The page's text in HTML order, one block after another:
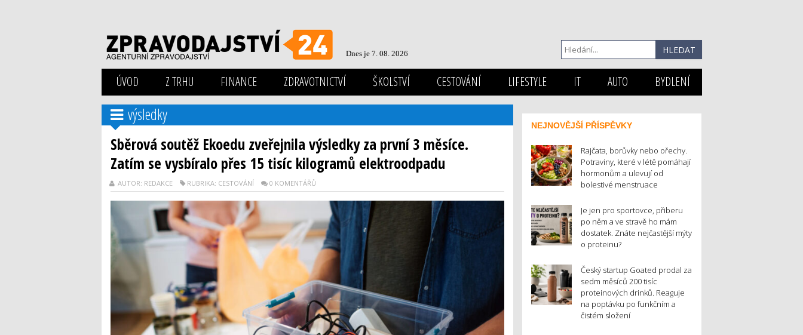
Dnes je 7. 08. 2026
ÚVOD Z TRHU FINANCE ZDRAVOTNICTVÍ ŠKOLSTVÍ CESTOVÁNÍ LIFESTYLE IT AUTO BYDLENÍ
výsledky
Sběrová soutěž Ekoedu zveřejnila výsledky za první 3 měsíce.
Zatím se vysbíralo přes 15 tisíc kilogramů elektroodpadu
AUTOR: REDAKCE RUBRIKA: CESTOVÁNÍ 0 KOMENTÁŘŮ
NEJNOVĚJŠÍ PŘÍSPĚVKY
Rajčata, borůvky nebo ořechy.
Potraviny, které v létě pomáhají
hormonům a ulevují od
bolestivé menstruace
Je jen pro sportovce, přiberu
po něm a ve stravě ho mám
dostatek. Znáte nejčastější mýty
o proteinu?
Český startup Goated prodal za
sedm měsíců 200 tisíc
proteinových drinků. Reaguje
na poptávku po funkčním a
čistém složení